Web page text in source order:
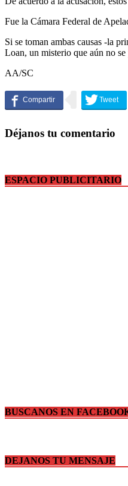
Fue la Cámara Federal de
Si se toman ambas causas -la
Loan, un misterio que aún no se
AA/SC
Déjanos tu comentario
ESPACIO PUBLICITARIO
BUSCANOS EN
DEJANOS TU MENSAJE